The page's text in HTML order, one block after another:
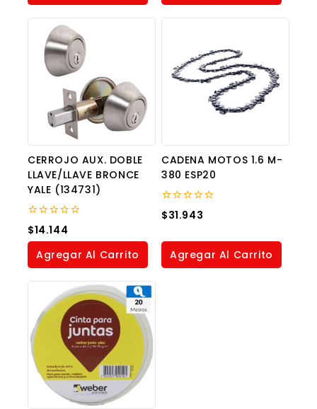
CERROJO AUX. DOBLE
LLAVE/LLAVE BRONCE
YALE (134731)
0
out
of
$14.144
Agregar Al Carrito
CADENA MOTOS 1.6 M-
380 ESP20
0
out
5
$31.943
Agregar Al Carrito